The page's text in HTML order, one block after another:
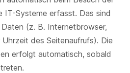
IT-Systeme erfasst. Das sind
(z. B. Internetbrowser,
des Seitenaufrufs). Die
erfolgt automatisch, sobald